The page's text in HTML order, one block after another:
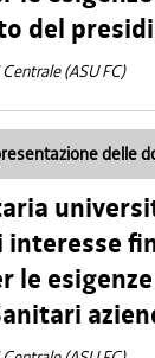
del
(ASU FC)
delle
le